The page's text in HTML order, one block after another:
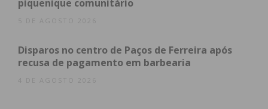
piquenique comunitário
5 DE AGOSTO 2026
Disparos no centro de Paços de Ferreira após
recusa de pagamento em barbearia
4 DE AGOSTO 2026